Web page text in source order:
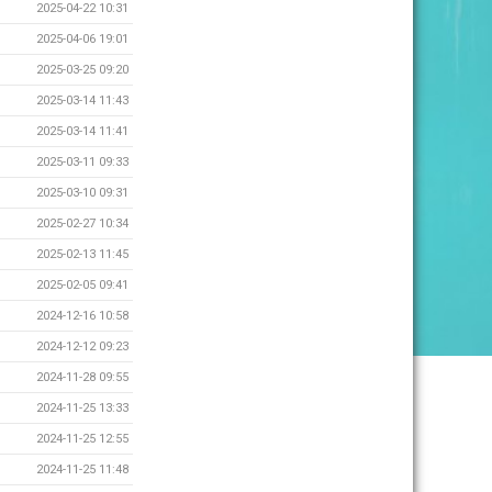
2025-04-22 10:31
2025-04-06 19:01
2025-03-25 09:20
2025-03-14 11:43
2025-03-14 11:41
2025-03-11 09:33
2025-03-10 09:31
2025-02-27 10:34
2025-02-13 11:45
2025-02-05 09:41
2024-12-16 10:58
2024-12-12 09:23
2024-11-28 09:55
2024-11-25 13:33
2024-11-25 12:55
2024-11-25 11:48